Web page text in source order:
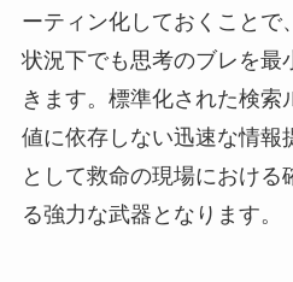
ーティン化しておくことで
状況下でも思考のブレを最
きます。標準化された検索
値に依存しない迅速な情報
として救命の現場における
る強力な武器となります。